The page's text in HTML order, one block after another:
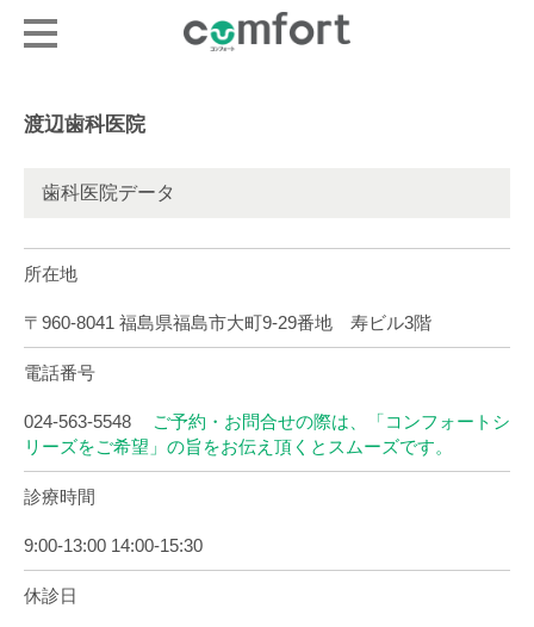
渡辺歯科医院
歯科医院データ
所在地
〒960-8041 福島県福島市大町9-29番地 寿ビル3階
電話番号
024-563-5548
ご予約・お問合せの際は、「コンフォートシ
リーズをご希望」の旨をお伝え頂くとスムーズです。
診療時間
9:00-13:00 14:00-15:30
休診日